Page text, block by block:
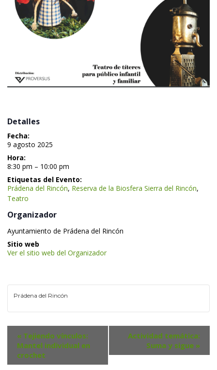
Detalles
Fecha:
9 agosto 2025
Hora:
8:30 pm – 10:00 pm
Etiquetas del Evento:
Prádena del Rincón, Reserva de la Biosfera Sierra del Rincón,
Teatro
Organizador
Ayuntamiento de Prádena del Rincón
Sitio web
Ver el sitio web del Organizador
Prádena del Rincón
« Tejiendo vínculos:
Mantel individual en
crochet
Actividad temática:
Suma y sigue »